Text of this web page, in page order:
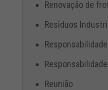
Renovação de
Resíduos
Reunião